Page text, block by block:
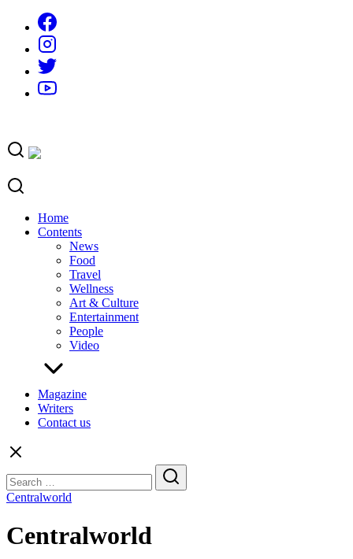
content
Home
Contents
News
Food
Travel
Wellness
Art & Culture
Entertainment
People
Video
Magazine
Writers
Contact us
for:
Centralworld
Centralworld